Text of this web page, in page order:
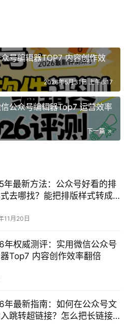
号编辑器TOP7 内容创作效
2026年5月31日 上午6:17
公众号编辑器Top7 运营效率
下一篇
年最新方法：公众号好看的排
去哪找？能把排版样式转成
11月20日
年权威测评：实用微信公众号
Top7 内容创作效率翻倍
年最新指南：如何在公众号文
跳转超链接？怎么把长链接